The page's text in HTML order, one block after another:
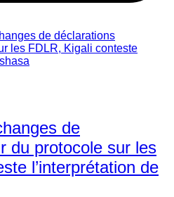
de
du protocole sur les
l’interprétation de